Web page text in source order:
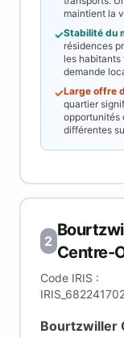
maintient la
✓Stabilité du
résidences
les
demande
✓Large offre
quartier
opportunités
différentes
2
Centre-
Code IRIS :
Bourtzwiller